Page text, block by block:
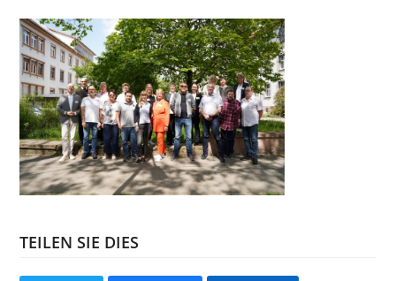
TEILEN SIE DIES